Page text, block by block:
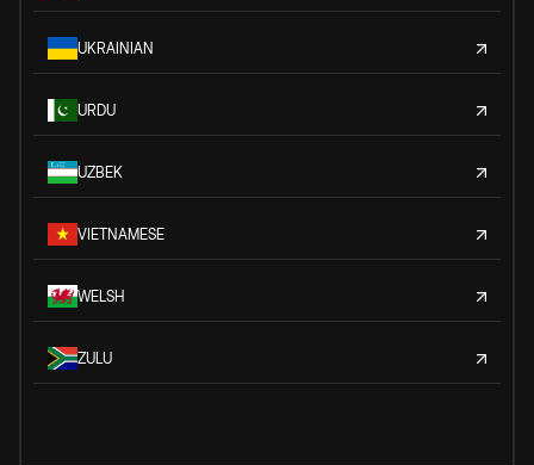
UKRAINIAN
URDU
UZBEK
VIETNAMESE
WELSH
ZULU